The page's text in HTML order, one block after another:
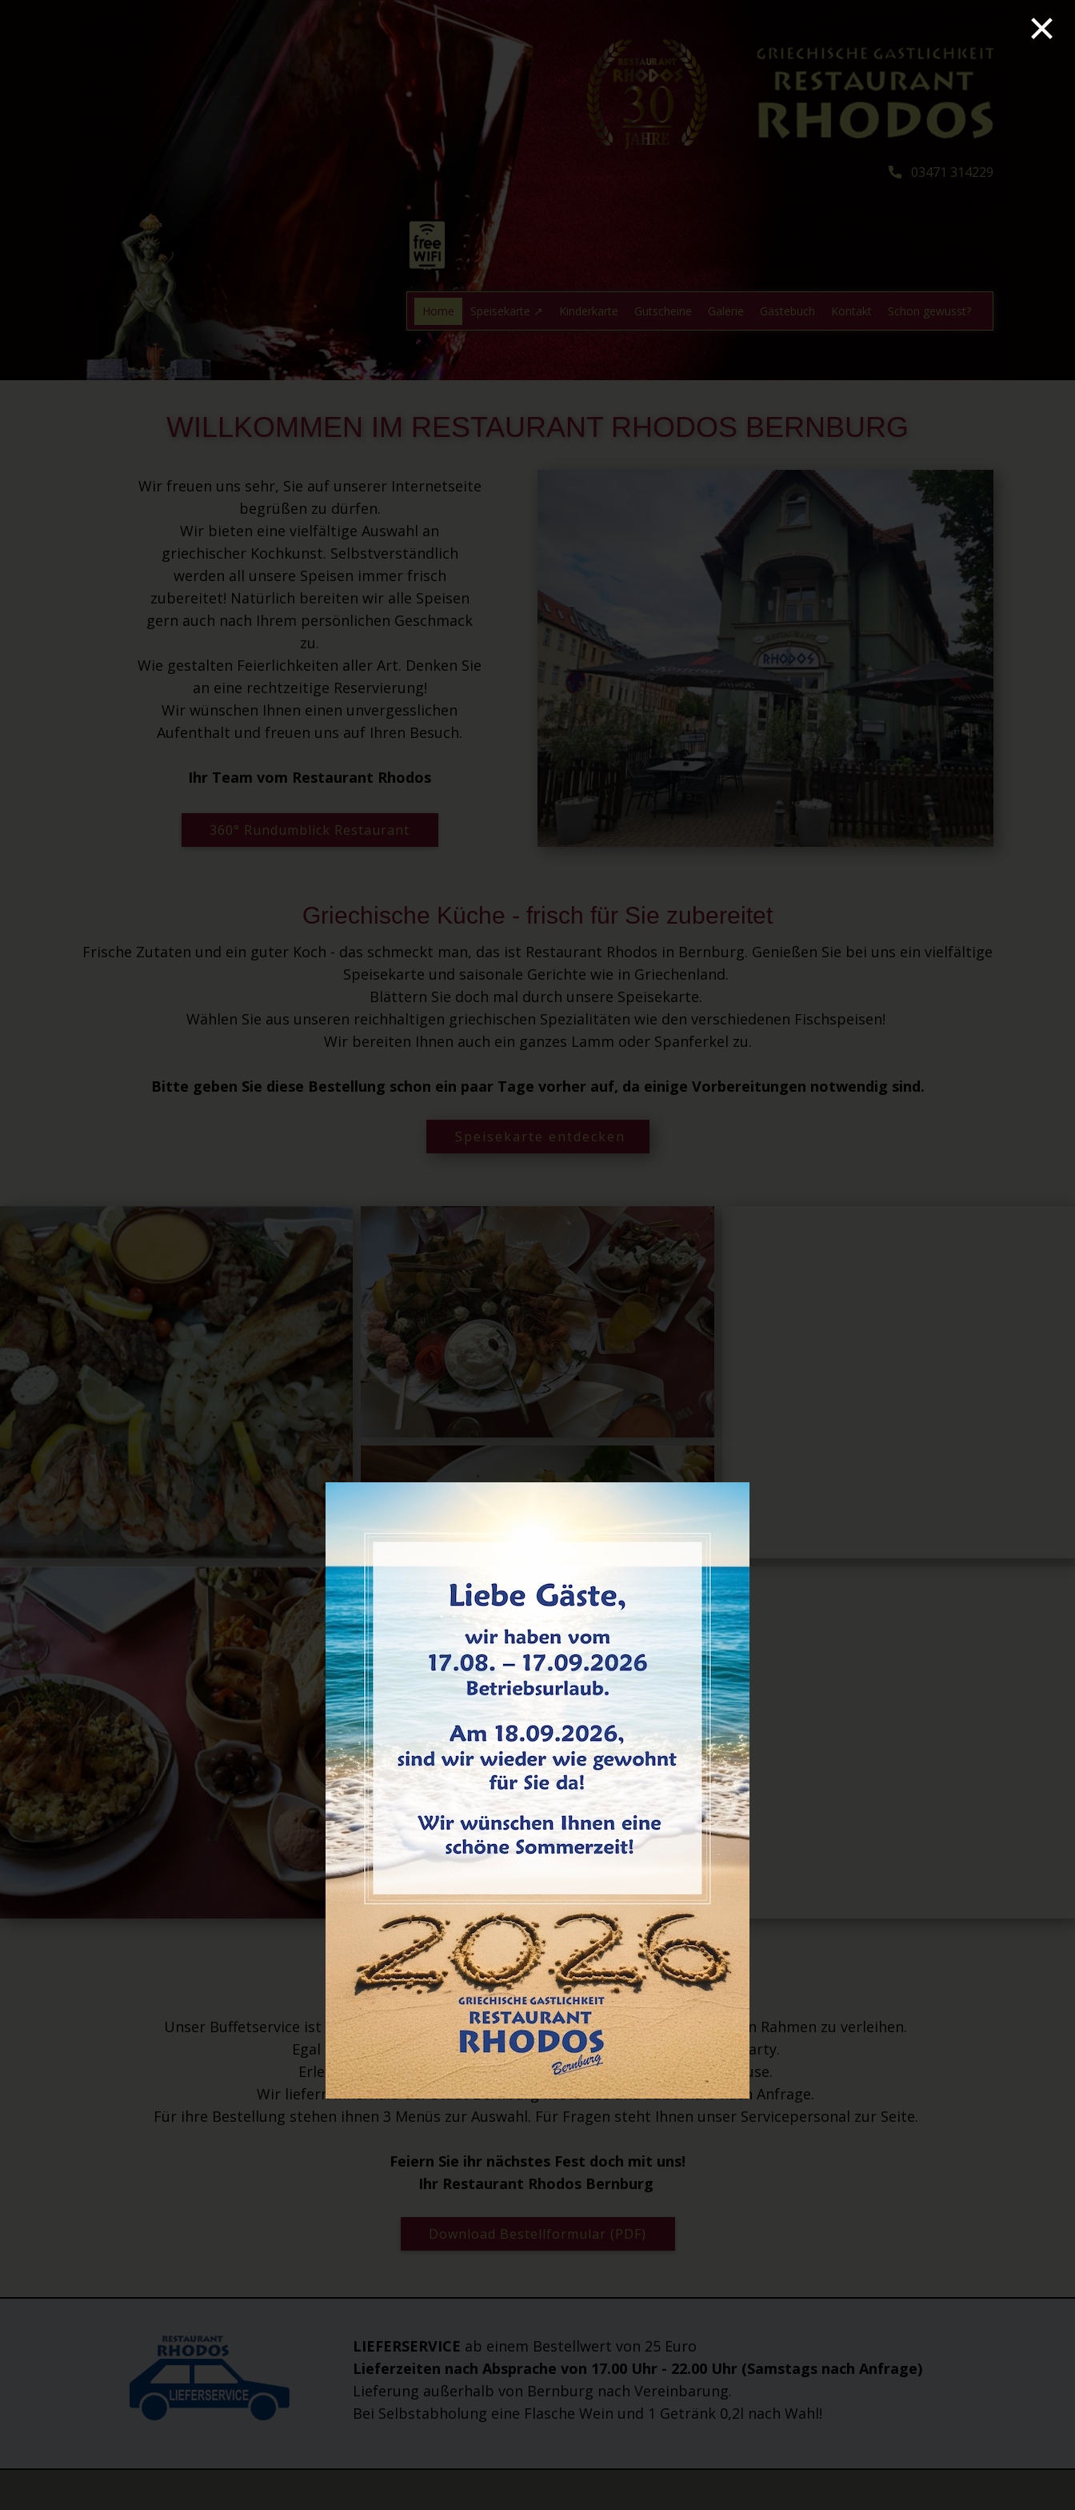
03471 314229
Home Speisekarte ↗ Kinderkarte Gutscheine Galerie Gästebuch Kontakt Schon gewusst?
WILLKOMME​N IM RESTAURANT RHODOS BERNBURG
Wir freuen uns sehr, Sie auf unserer Internetseite
begrüßen zu dürfen.
Wir bieten eine vielfältige Auswahl an
griechischer Kochkunst. Selbstverständlich
werden all unsere Speisen immer frisch
zubereitet! Natürlich bereiten wir alle Speisen
gern auch nach Ihrem persönlichen Geschmack
zu.
Wie gestalten Feierlichkeiten aller Art. Denken Sie
an eine rechtzeitige Reservierung!
Wir wünschen Ihnen einen unvergesslichen
Aufenthalt und freuen uns auf Ihren Besuch.
Ihr Team vom Restaurant Rhodos
360° Rundumblick Restaurant
Griechische Küche - frisch für Sie zubereitet
Frische Zutaten und ein guter Koch - das schmeckt man, das ist Restaurant Rhodos in Bernburg. Genießen Sie bei uns ein vielfältige
Speisekarte und saisonale Gerichte wie in Griechenland.
Blättern Sie doch mal durch unsere Speisekarte.
Wählen Sie aus unseren reichhaltigen griechischen Spezialitäten wie den verschiedenen Fischspeisen!
Wir bereiten Ihnen auch ein ganzes Lamm oder Spanferkel zu.
Bitte geben Sie diese Bestellung schon ein paar Tage vorher auf, da einige Vorbereitungen notwendig sind.
Speisekarte entdecken
BUFFETSERVICE
Unser Buffetservice ist der ideale Partner, Ihrem festlichen Anlass einen kulinarischen Rahmen zu verleihen.
Egal ob Geburtstagsfeier, Hochzeit, Firmenfest, Gala-Diner oder Party.
Erleben Sie einen mediterranen kulinarischen Genuss auch zu Hause.
Wir liefern innerhalb der Stadt Bernburg kostenlos und außerhalb nach Anfrage.
Für ihre Bestellung stehen ihnen 3 Menüs zur Auswahl. Für Fragen steht Ihnen unser Servicepersonal zur Seite.
Feiern Sie ihr nächstes Fest doch mit uns!
Ihr Restaurant Rhodos Bernburg
Download Bestellformular (PDF)
LIEFERSERVICE ab einem Bestellwert von 25 Euro
Lieferzeiten nach Absprache von 17.00 Uhr - 22.00 Uhr (Samstags nach Anfrage)
Lieferung außerhalb von Bernburg nach Vereinbarung.
Bei Selbstabholung eine Flasche Wein und 1 Getränk 0,2l nach Wahl!
×